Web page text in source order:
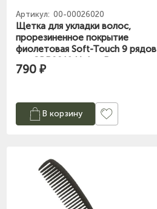
Артикул: 00-00026020
Щетка для укладки волос,
прорезиненное покрытие
фиолетовая Soft-Touch 9 рядов
арт.GBR0012 Melon Pro
790 ₽
В корзину